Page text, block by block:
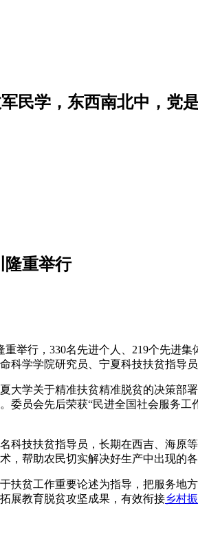
民学，东西南北中，党
隆重举行
行，330名先进个人、219个先进集
科学学院研究员、宁夏科技扶贫指导
学关于精准扶贫精准脱贫的决策部
委员会先后荣获“民进全国社会服务
技扶贫指导员，长期在西吉、海原
，帮助农民切实解决好生产中出现的
贫工作重要论述为指导，把服务地
展教育脱贫攻坚成果，有效衔接乡村